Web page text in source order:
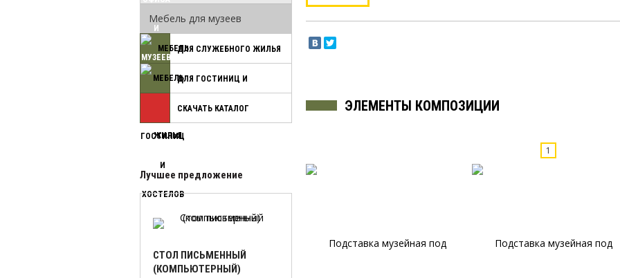
Мебель для музеев
ДЛЯ СЛУЖЕБНОГО ЖИЛЬЯ
ДЛЯ ГОСТИНИЦ И
ХОСТЕЛОВ
СКАЧАТЬ КАТАЛОГ
Лучшее предложение
СТОЛ ПИСЬМЕННЫЙ
(КОМПЬЮТЕРНЫЙ)
ЭЛЕМЕНТЫ КОМПОЗИЦИИ
1